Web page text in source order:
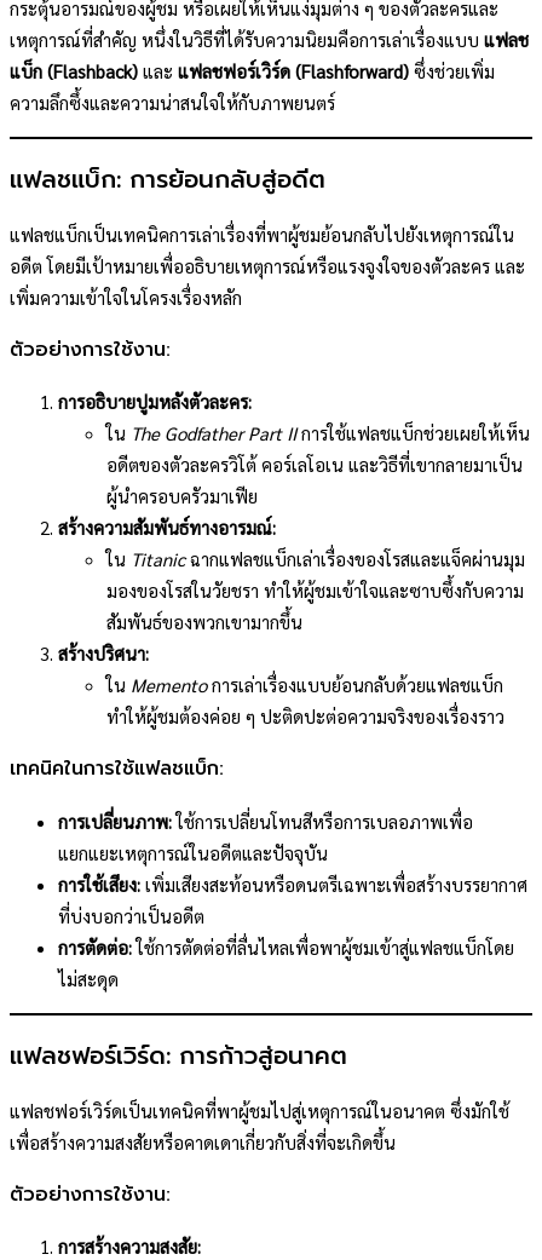
กระตุ้นอารมณ์ของผู้ชม หรือเผยให้เห็นแง่มุมต่าง ๆ ของตัวละครและ
เหตุการณ์ที่สำคัญ หนึ่งในวิธีที่ได้รับความนิยมคือการเล่าเรื่องแบบ แฟลช
แบ็ก (Flashback) และ แฟลชฟอร์เวิร์ด (Flashforward) ซึ่งช่วยเพิ่ม
ความลึกซึ้งและความน่าสนใจให้กับภาพยนตร์
แฟลชแบ็ก: การย้อนกลับสู่อดีต
แฟลชแบ็กเป็นเทคนิคการเล่าเรื่องที่พาผู้ชมย้อนกลับไปยังเหตุการณ์ใน
อดีต โดยมีเป้าหมายเพื่ออธิบายเหตุการณ์หรือแรงจูงใจของตัวละคร และ
เพิ่มความเข้าใจในโครงเรื่องหลัก
ตัวอย่างการใช้งาน:
การอธิบายปูมหลังตัวละคร:
ใน The Godfather Part IIการใช้แฟลชแบ็กช่วยเผยให้เห็น
อดีตของตัวละครวิโต้ คอร์เลโอเน และวิธีที่เขากลายมาเป็น
ผู้นำครอบครัวมาเฟีย
สร้างความสัมพันธ์ทางอารมณ์:
ใน Titanicฉากแฟลชแบ็กเล่าเรื่องของโรสและแจ็คผ่านมุม
มองของโรสในวัยชรา ทำให้ผู้ชมเข้าใจและซาบซึ้งกับความ
สัมพันธ์ของพวกเขามากขึ้น
สร้างปริศนา:
ใน Mementoการเล่าเรื่องแบบย้อนกลับด้วยแฟลชแบ็ก
ทำให้ผู้ชมต้องค่อย ๆ ปะติดปะต่อความจริงของเรื่องราว
เทคนิคในการใช้แฟลชแบ็ก:
การเปลี่ยนภาพ:ใช้การเปลี่ยนโทนสีหรือการเบลอภาพเพื่อ
แยกแยะเหตุการณ์ในอดีตและปัจจุบัน
การใช้เสียง: เพิ่มเสียงสะท้อนหรือดนตรีเฉพาะเพื่อสร้างบรรยากาศ
ที่บ่งบอกว่าเป็นอดีต
การตัดต่อ:ใช้การตัดต่อที่ลื่นไหลเพื่อพาผู้ชมเข้าสู่แฟลชแบ็กโดย
ไม่สะดุด
แฟลชฟอร์เวิร์ด: การก้าวสู่อนาคต
แฟลชฟอร์เวิร์ดเป็นเทคนิคที่พาผู้ชมไปสู่เหตุการณ์ในอนาคต ซึ่งมักใช้
เพื่อสร้างความสงสัยหรือคาดเดาเกี่ยวกับสิ่งที่จะเกิดขึ้น
ตัวอย่างการใช้งาน:
การสร้างความสงสัย: